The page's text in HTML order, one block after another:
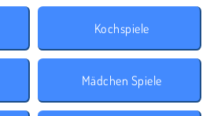
Kochspiele
Mädchen Spiele